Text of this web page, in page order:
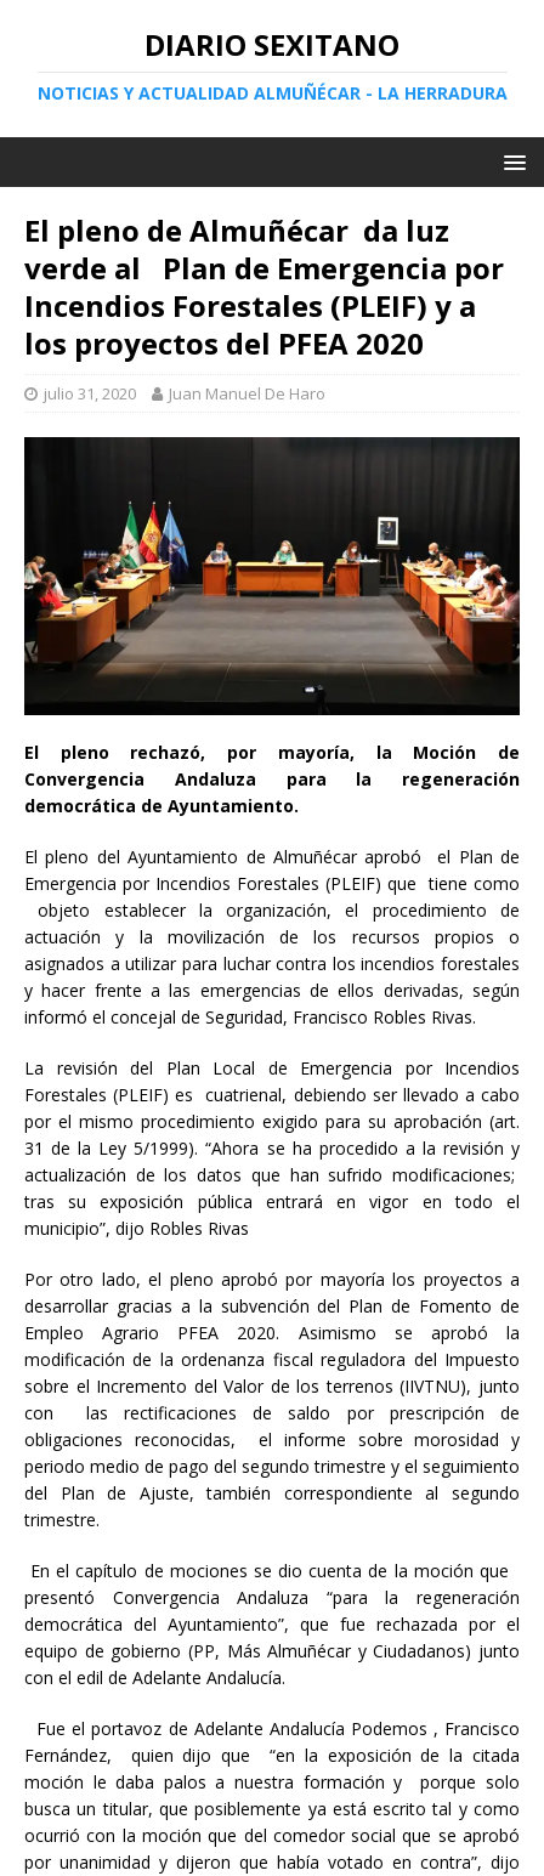
DIARIO SEXITANO
NOTICIAS Y ACTUALIDAD ALMUÑÉCAR - LA HERRADURA
El pleno de Almuñécar da luz
verde al Plan de Emergencia por
Incendios Forestales (PLEIF) y a
los proyectos del PFEA 2020
julio 31, 2020 Juan Manuel De Haro
El pleno rechazó, por mayoría, la Moción de
Convergencia Andaluza para la regeneración
democrática de Ayuntamiento.
El pleno del Ayuntamiento de Almuñécar aprobó el Plan de
Emergencia por Incendios Forestales (PLEIF) que tiene como
objeto establecer la organización, el procedimiento de
actuación y la movilización de los recursos propios o
asignados a utilizar para luchar contra los incendios forestales
y hacer frente a las emergencias de ellos derivadas, según
informó el concejal de Seguridad, Francisco Robles Rivas.
La revisión del Plan Local de Emergencia por Incendios
Forestales (PLEIF) es cuatrienal, debiendo ser llevado a cabo
por el mismo procedimiento exigido para su aprobación (art.
31 de la Ley 5/1999). “Ahora se ha procedido a la revisión y
actualización de los datos que han sufrido modificaciones;
tras su exposición pública entrará en vigor en todo el
municipio”, dijo Robles Rivas
Por otro lado, el pleno aprobó por mayoría los proyectos a
desarrollar gracias a la subvención del Plan de Fomento de
Empleo Agrario PFEA 2020. Asimismo se aprobó la
modificación de la ordenanza fiscal reguladora del Impuesto
sobre el Incremento del Valor de los terrenos (IIVTNU), junto
con las rectificaciones de saldo por prescripción de
obligaciones reconocidas, el informe sobre morosidad y
periodo medio de pago del segundo trimestre y el seguimiento
del Plan de Ajuste, también correspondiente al segundo
trimestre.
En el capítulo de mociones se dio cuenta de la moción que
presentó Convergencia Andaluza “para la regeneración
democrática del Ayuntamiento”, que fue rechazada por el
equipo de gobierno (PP, Más Almuñécar y Ciudadanos) junto
con el edil de Adelante Andalucía.
Fue el portavoz de Adelante Andalucía Podemos , Francisco
Fernández, quien dijo que “en la exposición de la citada
moción le daba palos a nuestra formación y porque solo
busca un titular, que posiblemente ya está escrito tal y como
ocurrió con la moción que del comedor social que se aprobó
por unanimidad y dijeron que había votado en contra”, dijo